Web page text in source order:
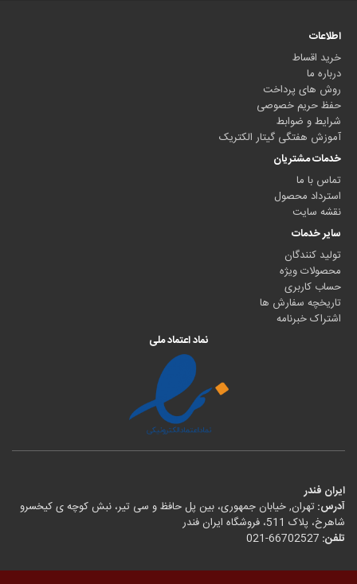
اطلاعات
خرید اقساط
درباره ما
روش های پرداخت
حفظ حریم خصوصی
شرایط و ضوابط
آموزش هفتگی گیتار الکتریک
خدمات مشتریان
تماس با ما
استرداد محصول
نقشه سایت
سایر خدمات
تولید کنندگان
محصولات ویژه
حساب کاربری
تاریخچه سفارش ها
اشتراک خبرنامه
نماد اعتماد ملی
ایران فندر
آدرس: تهران, خیابان جمهوری، بین پل حافظ و سی تیر، نبش کوچه ی کیخسرو
شاهرخ، پلاک 511، فروشگاه ایران فندر
تلفن: 021-66702527